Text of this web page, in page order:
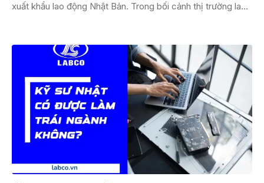
xuất khẩu lao động Nhật Bản. Trong bối cảnh thị trường lao